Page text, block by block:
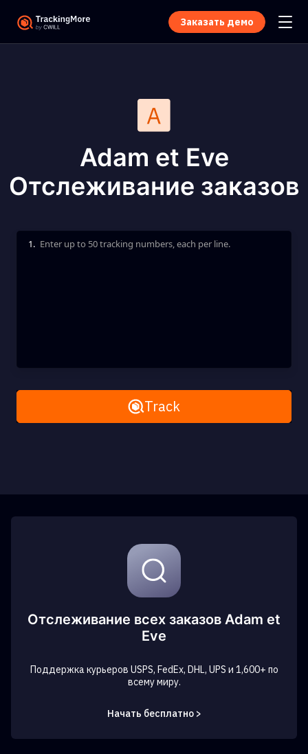
Заказать демо
Adam et Eve
Отслеживание заказов
Enter up to 50 tracking numbers, each per line.
1.
Remove AllTrack
Отслеживание всех заказов Adam et
Eve
Поддержка курьеров USPS, FedEx, DHL, UPS и 1,600+ по
всему миру.
Начать бесплатно >